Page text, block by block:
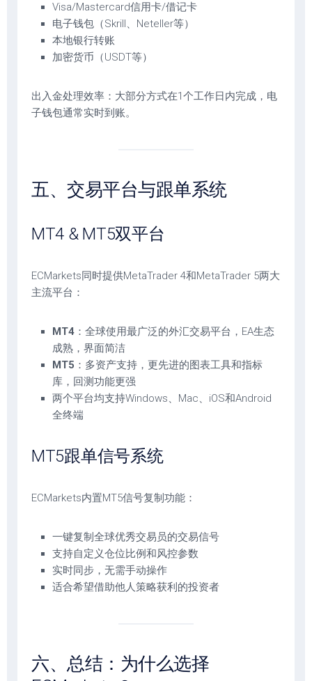
Visa/Mastercard信用卡/借记卡
电子钱包（Skrill、Neteller等）
本地银行转账
加密货币（USDT等）
出入金处理效率：大部分方式在1个工作日内完成，电
子钱包通常实时到账。
五、交易平台与跟单系统
MT4 & MT5双平台
ECMarkets同时提供MetaTrader 4和MetaTrader 5两大
主流平台：
MT4 ：全球使用最广泛的外汇交易平台，EA生态
成熟，界面简洁
MT5 ：多资产支持，更先进的图表工具和指标
库，回测功能更强
两个平台均支持Windows、Mac、iOS和Android
全终端
MT5跟单信号系统
ECMarkets内置MT5信号复制功能：
一键复制全球优秀交易员的交易信号
支持自定义仓位比例和风控参数
实时同步，无需手动操作
适合希望借助他人策略获利的投资者
六、总结：为什么选择